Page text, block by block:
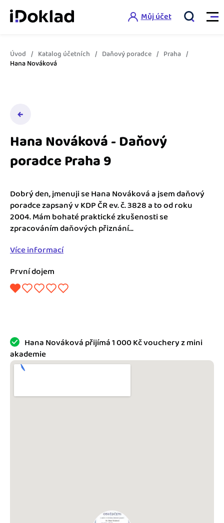
Vlastnosti
Správa kontaktů
Hlídání cashflow
Spolupráce s účetní
Propojení na další systémy
Spřátelené účetní
Katalog doplňků
Nápověda
Jak začít podnikat
Jak se vyznat ve fakturaci
Blog
mini akademie
Šablony faktur
Šablona pro plátce DPH
Šablona pro neplátce DPH
Registrovat ZDARMA
Můj účet
Úvod Katalog účetních Daňový poradce
Praha
Hana Nováková
Hana Nováková - Daňový
poradce Praha 9
Dobrý den, jmenuji se Hana Nováková a jsem daňový
poradce zapsaný v KDP ČR ev. č. 3828 a to od roku
2004. Mám bohaté praktické zkušenosti se
zpracováním daňových přiznání...
Více informací
První dojem
Hana Nováková přijímá 1 000 Kč vouchery z mini
akademie